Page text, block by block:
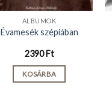
ALBUMOK
Évamesék szépiában
2390Ft
KOSÁRBA